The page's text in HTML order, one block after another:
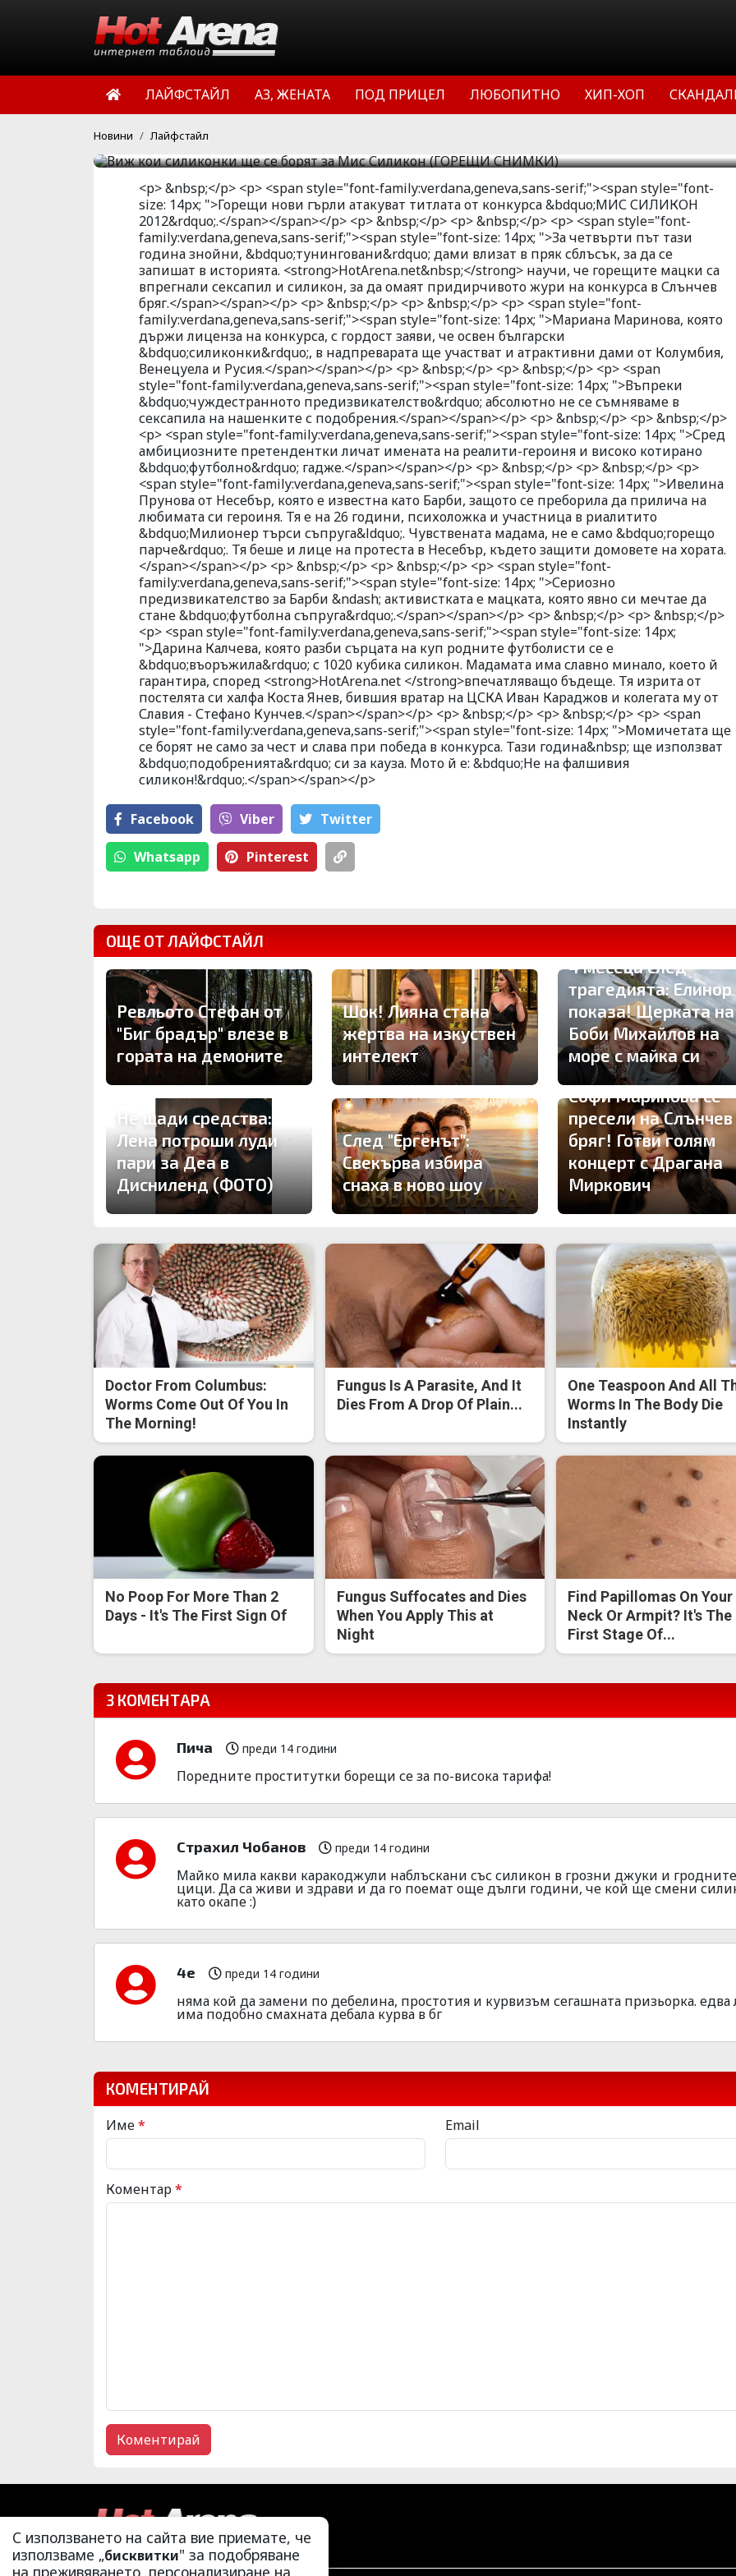
ЛАЙФСТАЙЛ АЗ, ЖЕНАТА ПОД ПРИЦЕЛ ЛЮБОПИТНО ХИП-ХОП
Новини Лайфстайл
&bdquo;МИС СИЛИКОН 2012&rdquo;. За четвърти път тази
година знойни, &bdquo;тунинговани&rdquo; дами влизат в
пряк сблъсък, за да се запишат в историята. HotArena.net
научи, че горещите мацки са впрегнали сексапил и силикон,
за да омаят придирчивото жури на конкурса в Слънчев бряг.
HotArena.net
<p> &nbsp;</p> <p> <span style="font-family:verdana,geneva,sans-serif;"><span style="font-
size: 14px; ">Горещи нови гърли атакуват титлата от конкурса &bdquo;МИС СИЛИКОН
2012&rdquo;.</span></span></p> <p> &nbsp;</p> <p> &nbsp;</p> <p> <span style="font-
family:verdana,geneva,sans-serif;"><span style="font-size: 14px; ">За четвърти път тази
година знойни, &bdquo;тунинговани&rdquo; дами влизат в пряк сблъсък, за да се
запишат в историята. <strong>HotArena.net&nbsp;</strong> научи, че горещите мацки са
впрегнали сексапил и силикон, за да омаят придирчивото жури на конкурса в Слънчев
бряг.</span></span></p> <p> &nbsp;</p> <p> &nbsp;</p> <p> <span style="font-
family:verdana,geneva,sans-serif;"><span style="font-size: 14px; ">Мариана Маринова, която
държи лиценза на конкурса, с гордост заяви, че освен български
&bdquo;силиконки&rdquo;, в надпреварата ще участват и атрактивни дами от Колумбия,
Венецуела и Русия.</span></span></p> <p> &nbsp;</p> <p> &nbsp;</p> <p> <span
style="font-family:verdana,geneva,sans-serif;"><span style="font-size: 14px; ">Въпреки
&bdquo;чуждестранното предизвикателство&rdquo; абсолютно не се съмняваме в
сексапила на нашенките с подобрения.</span></span></p> <p> &nbsp;</p> <p> &nbsp;</p>
<p> <span style="font-family:verdana,geneva,sans-serif;"><span style="font-size: 14px; ">Сред
амбициозните претендентки личат имената на реалити-героиня и високо котирано
&bdquo;футболно&rdquo; гадже.</span></span></p> <p> &nbsp;</p> <p> &nbsp;</p> <p>
<span style="font-family:verdana,geneva,sans-serif;"><span style="font-size: 14px; ">Ивелина
Прунова от Несебър, която е известна като Барби, защото се преборила да прилича на
любимата си героиня. Тя е на 26 години, психоложка и участница в риалитито
&bdquo;Милионер търси съпруга&ldquo;. Чувствената мадама, не е само &bdquo;горещо
парче&rdquo;. Тя беше и лице на протеста в Несебър, където защити домовете на хората.
</span></span></p> <p> &nbsp;</p> <p> &nbsp;</p> <p> <span style="font-
family:verdana,geneva,sans-serif;"><span style="font-size: 14px; ">Сериозно
предизвикателство за Барби &ndash; активистката е мацката, която явно си мечтае да
стане &bdquo;футболна съпруга&rdquo;.</span></span></p> <p> &nbsp;</p> <p> &nbsp;</p>
<p> <span style="font-family:verdana,geneva,sans-serif;"><span style="font-size: 14px;
">Дарина Калчева, която разби сърцата на куп родните футболисти се е
&bdquo;въоръжила&rdquo; с 1020 кубика силикон. Мадамата има славно минало, което й
гарантира, според <strong>HotArena.net </strong>впечатляващо бъдеще. Тя изрита от
постелята си халфа Коста Янев, бившия вратар на ЦСКА Иван Караджов и колегата му от
Славия - Стефано Кунчев.</span></span></p> <p> &nbsp;</p> <p> &nbsp;</p> <p> <span
style="font-family:verdana,geneva,sans-serif;"><span style="font-size: 14px; ">Момичетата ще
се борят не само за чест и слава при победа в конкурса. Тази година&nbsp; ще използват
&bdquo;подобренията&rdquo; си за кауза. Мото й е: &bdquo;Не на фалшивия
силикон!&rdquo;.</span></span></p>
Facebook Viber Тwitter
Whatsapp Pinterest
ОЩЕ ОТ ЛАЙФСТАЙЛ
Ревльото Стефан от
"Биг брадър" влезе в
гората на демоните
Шок! Лияна стана
жертва на изкуствен
интелект
4 месеца след
трагедията: Елинор
показа! Щерката на
Боби Михайлов на
море с майка си
Не щади средства:
Лена потроши луди
пари за Деа в
Дисниленд (ФОТО)
След "Ергенът":
Свекърва избира
снаха в ново шоу
Софи Маринова се
пресели на Слънчев
бряг! Готви голям
концерт с Драгана
Миркович
Doctor From Columbus:
Worms Come Out Of You In
The Morning!
Fungus Is A Parasite, And It
Dies From A Drop Of Plain...
One Teaspoon And All
Worms In The Body Die
Instantly
No Poop For More Than 2
Days - It's The First Sign Of
Fungus Suffocates and Dies
When You Apply This at
Night
Find Papillomas On Your
Neck Or Armpit? It's The
First Stage Of...
3 КОМЕНТАРА
Пича преди 14 години
Поредните проститутки борещи се за по-висока тарифа!
Страхил Чобанов преди 14 години
Майко мила какви каракоджули наблъскани със силикон в грозни джуки и гродните
цици. Да са живи и здрави и да го поемат още дълги години, че кой ще смени
като окапе :)
4е преди 14 години
няма кой да замени по дебелина, простотия и курвизъм сегашната призьорка. едва
има подобно смахната дебала курва в бг
КОМЕНТИРАЙ
Име* Email
Коментар*
С използването на сайта вие приемате, че
използваме „бисквитки" за подобряване
на преживяването, персонализиране на